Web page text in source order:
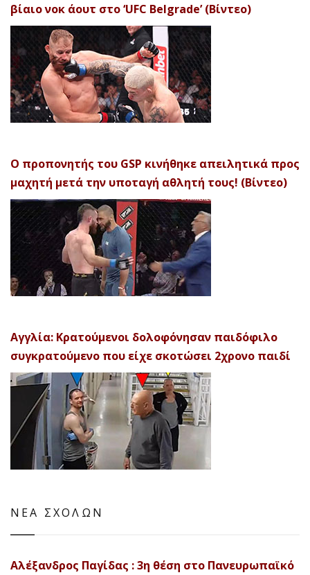
βίαιο νοκ άουτ στο ‘UFC Belgrade’ (Βίντεο)
Ο προπονητής του GSP κινήθηκε απειλητικά προς
μαχητή μετά την υποταγή αθλητή τους! (Βίντεο)
Αγγλία: Κρατούμενοι δολοφόνησαν παιδόφιλο
συγκρατούμενο που είχε σκοτώσει 2χρονο παιδί
ΝΕΑ ΣΧΟΛΩΝ
Αλέξανδρος Παγίδας : 3η θέση στο Πανευρωπαϊκό